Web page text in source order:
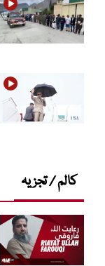
کالم / تجزیہ